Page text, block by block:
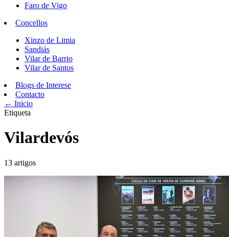
Faro de Vigo
Concellos
Xinzo de Limia
Sandiás
Vilar de Barrio
Vilar de Santos
Blogs de Interese
Contacto
← Inicio
Etiqueta
Vilardevós
13 artigos